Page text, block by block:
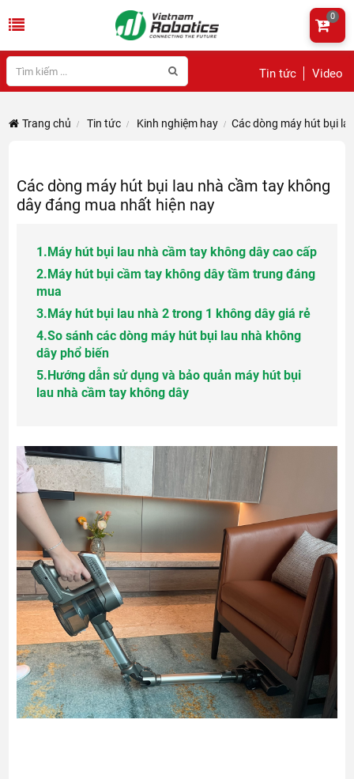
Tin tức Video
0
Trang chủ Tin tức Kinh nghiệm hay Các dòng máy hút bụi
Các dòng máy hút bụi lau nhà cầm tay không
dây đáng mua nhất hiện nay
1.Máy hút bụi lau nhà cầm tay không dây cao cấp
2.Máy hút bụi cầm tay không dây tầm trung đáng
mua
3.Máy hút bụi lau nhà 2 trong 1 không dây giá rẻ
4.So sánh các dòng máy hút bụi lau nhà không
dây phổ biến
5.Hướng dẫn sử dụng và bảo quản máy hút bụi
lau nhà cầm tay không dây